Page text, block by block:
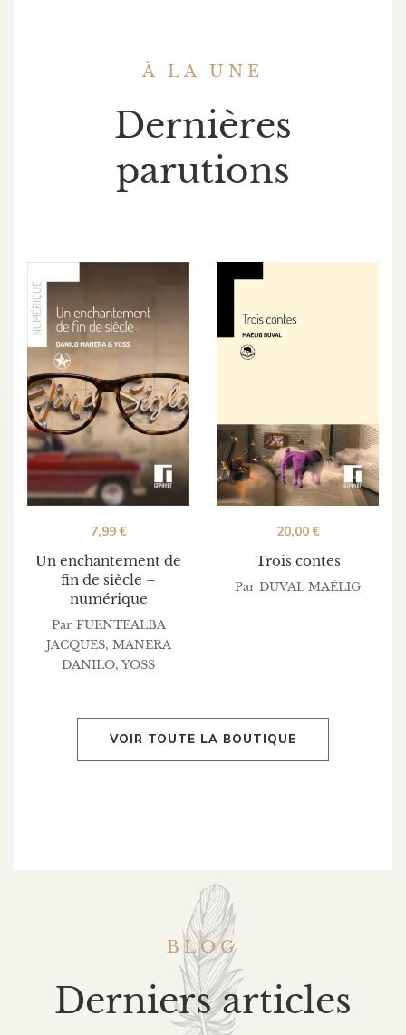
À LA UNE
Dernières
parutions
Un enchantement de
fin de siècle –
numérique
7,99€
Par FUENTEALBA
JACQUES, MANERA
DANILO, YOSS
Trois contes
20,00€
Par DUVAL MAËLIG
VOIR TOUTE LA BOUTIQUE
BLOG
Derniers articles